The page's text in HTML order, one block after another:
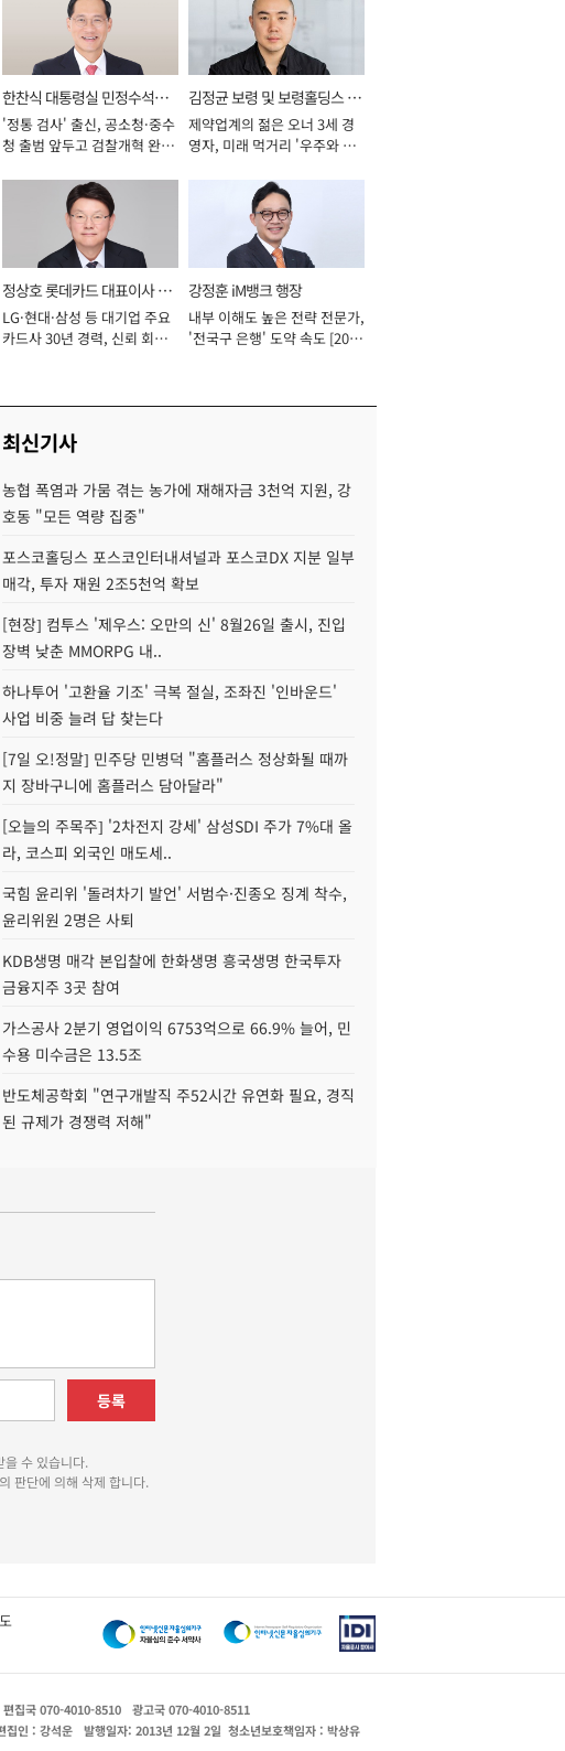
한찬식 대통령실 민정수석비
서관
'정통 검사' 출신, 공소청·중수
청 출범 앞두고 검찰개혁 완수
김정균 보령 및 보령홀딩스 대
표이사 사장
제약업계의 젊은 오너 3세 경
영자, 미래 먹거리 '우주와 헬
정상호 롯데카드 대표이사 사
장
LG·현대·삼성 등 대기업 주요
카드사 30년 경력, 신뢰 회복
강정훈 iM뱅크 행장
내부 이해도 높은 전략 전문가,
'전국구 은행' 도약 속도 [2026
최신기사
농협 폭염과 가뭄 겪는 농가에 재해자금 3천억 지원, 강
호동 "모든 역량 집중"
포스코홀딩스 포스코인터내셔널과 포스코DX 지분 일부
매각, 투자 재원 2조5천억 확보
[현장] 컴투스 '제우스: 오만의 신' 8월26일 출시, 진입
장벽 낮춘 MMORPG 내..
하나투어 '고환율 기조' 극복 절실, 조좌진 '인바운드'
사업 비중 늘려 답 찾는다
[7일 오!정말] 민주당 민병덕 "홈플러스 정상화될 때까
지 장바구니에 홈플러스 담아달라"
[오늘의 주목주] '2차전지 강세' 삼성SDI 주가 7%대 올
라, 코스피 외국인 매도세..
국힘 윤리위 '돌려차기 발언' 서범수·진종오 징계 착수,
윤리위원 2명은 사퇴
KDB생명 매각 본입찰에 한화생명 흥국생명 한국투자
금융지주 3곳 참여
가스공사 2분기 영업이익 6753억으로 66.9% 늘어, 민
수용 미수금은 13.5조
반도체공학회 "연구개발직 주52시간 유연화 필요, 경직
된 규제가 경쟁력 저해"
등록
수 있습니다.
판단에 의해 삭제 합니다.
편집국 070-4010-8510
광고국 070-4010-8511
집인 : 강석운 발행일자: 2013년 12월 2일 청소년보호책임자 : 박상유